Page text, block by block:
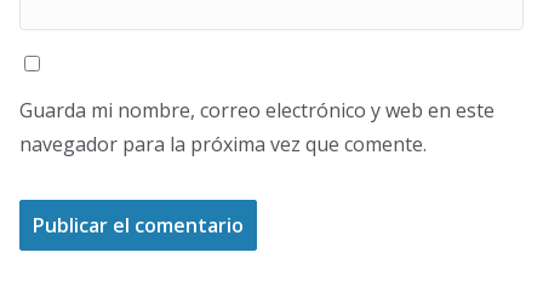
Guarda mi nombre, correo electrónico y web en este
navegador para la próxima vez que comente.